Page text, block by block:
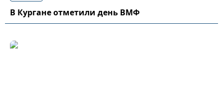
В Кургане отметили день ВМФ